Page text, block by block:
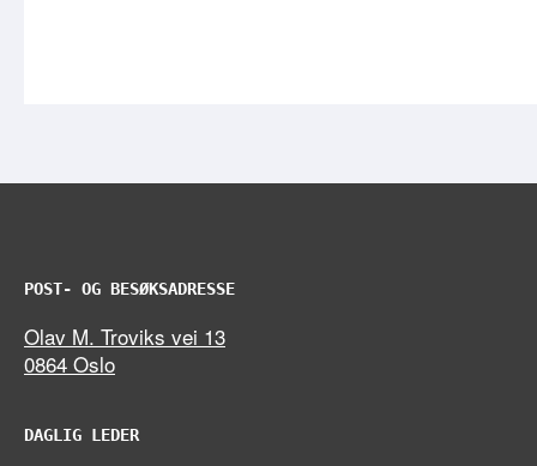
POST- OG BESØKSADRESSE
Olav M. Troviks vei 13
0864 Oslo
DAGLIG LEDER